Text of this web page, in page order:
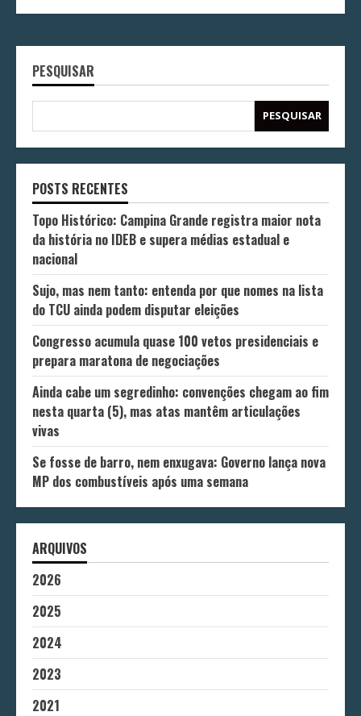
PESQUISAR
PESQUISAR
POSTS RECENTES
Topo Histórico: Campina Grande registra maior nota
da história no IDEB e supera médias estadual e
nacional
Sujo, mas nem tanto: entenda por que nomes na lista
do TCU ainda podem disputar eleições
Congresso acumula quase 100 vetos presidenciais e
prepara maratona de negociações
Ainda cabe um segredinho: convenções chegam ao fim
nesta quarta (5), mas atas mantêm articulações
vivas
Se fosse de barro, nem enxugava: Governo lança nova
MP dos combustíveis após uma semana
ARQUIVOS
2026
2025
2024
2023
2021